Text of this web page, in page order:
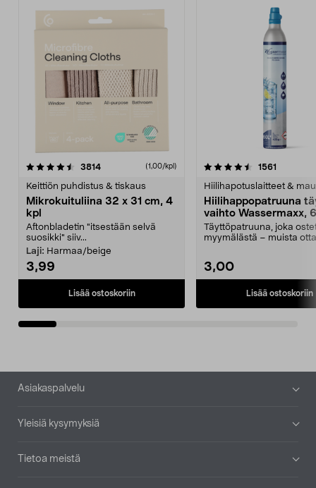
3814arvostelut (1,00/kpl)
Keittiön puhdistus & tiskaus
Mikrokuituliina 32 x 31 cm, 4
kpl
Aftonbladetin "itsestään selvä
suosikki" siiv...
Laji: Harmaa/beige
3,99
Lisää ostoskoriin
4.5viidestä
1561
Hiilihapotuslaitteet &
Hiilihappopatruuna
vaihto Wassermaxx,
Täyttöpatruuna, joka
myymälästä – muista
3,00
Lisää ostoskoriin
4.5viidestä
Alatunniste
Asiakaspalvelu
Yleisiä kysymyksiä
Tietoa meistä